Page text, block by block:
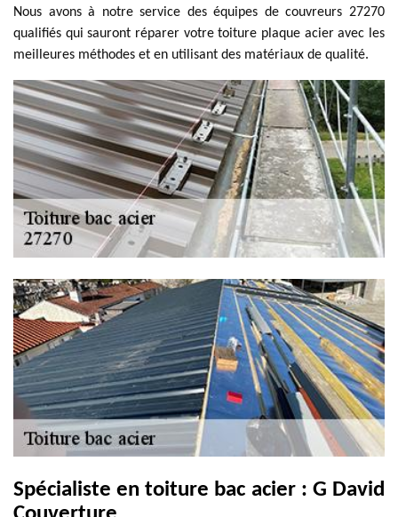
Nous avons à notre service des équipes de couvreurs 27270
qualifiés qui sauront réparer votre toiture plaque acier avec les
meilleures méthodes et en utilisant des matériaux de qualité.
Spécialiste en toiture bac acier : G David